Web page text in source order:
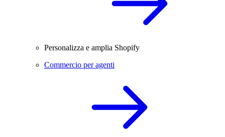
Personalizza e amplia Shopify
Commercio per agenti